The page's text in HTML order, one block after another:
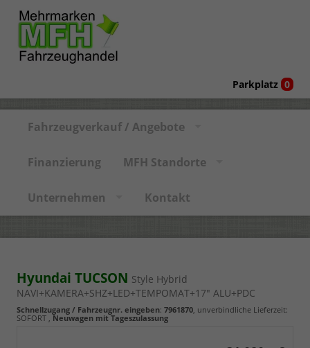
Parkplatz 0
Fahrzeugverkauf / Angebote
Finanzierung MFH Standorte
Unternehmen Kontakt
Hyundai TUCSON Style Hybrid
NAVI+KAMERA+SHZ+LED+TEMPOMAT+17" ALU+PDC
Schnellzugang / Fahrzeugnr. eingeben: 7961870 , unverbindliche Lieferzeit:
SOFORT ,Neuwagen mit Tageszulassung